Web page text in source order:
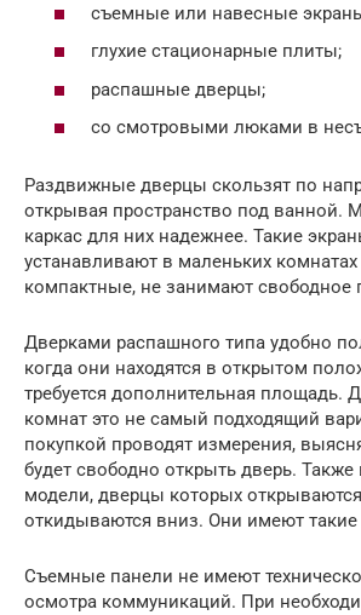
съемные или навесные
глухие стационарные плиты;
распашные дверцы;
со смотровыми люками в
Раздвижные дверцы скользят по
открывая пространство под ванной.
каркас для них надежнее. Такие
устанавливают в маленьких
компактные, не занимают свободное
Дверками распашного типа удобно
когда они находятся в открытом
требуется дополнительная площадь.
комнат это не самый подходящий
покупкой проводят измерения,
будет свободно открыть дверь.
модели, дверцы которых
откидываются вниз. Они имеют такие
Съемные панели не имеют
осмотра коммуникаций. При